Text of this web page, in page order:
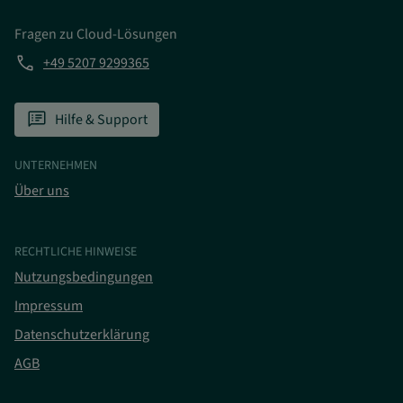
Fragen zu Cloud-Lösungen
phone +49 5207 9299365
speaker_notes Hilfe & Support
UNTERNEHMEN
Über uns
RECHTLICHE HINWEISE
Nutzungsbedingungen
Impressum
Datenschutzerklärung
AGB